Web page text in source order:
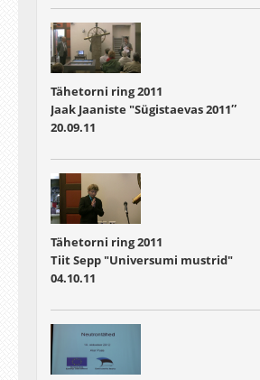
Tähetorni ring 2011
Jaak Jaaniste "Sügistaevas 2011″
20.09.11
Tähetorni ring 2011
Tiit Sepp "Universumi mustrid"
04.10.11